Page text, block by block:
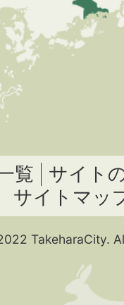
覧
サイト
サイトマッ
TakeharaCity.